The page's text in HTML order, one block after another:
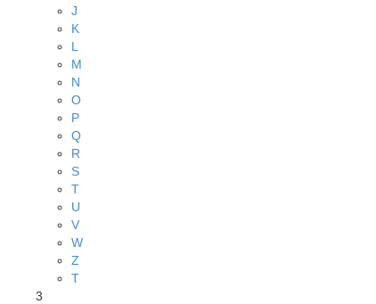
J
K
L
M
N
O
P
Q
R
S
T
U
V
W
Z
Т
3